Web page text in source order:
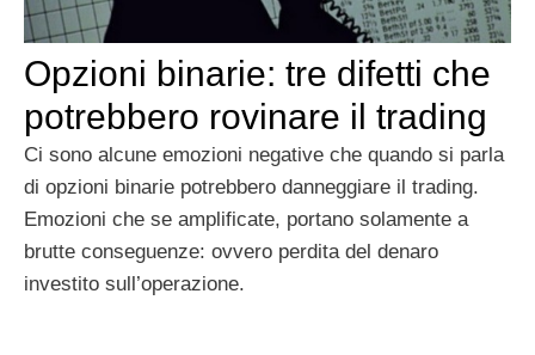
Opzioni binarie: tre difetti che
potrebbero rovinare il trading
Ci sono alcune emozioni negative che quando si parla
di opzioni binarie potrebbero danneggiare il trading.
Emozioni che se amplificate, portano solamente a
brutte conseguenze: ovvero perdita del denaro
investito sull’operazione.